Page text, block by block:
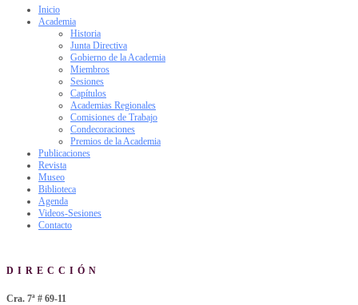
Inicio
Academia
Historia
Junta Directiva
Gobierno de la Academia
Miembros
Sesiones
Capítulos
Academias Regionales
Comisiones de Trabajo
Condecoraciones
Premios de la Academia
Publicaciones
Revista
Museo
Biblioteca
Agenda
Videos-Sesiones
Contacto
DIRECCIÓN
Cra. 7ª # 69-11